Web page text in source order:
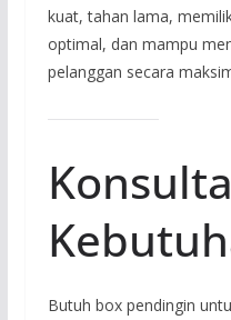
kuat, tahan lama,
optimal, dan mampu
pelanggan secara
Butuh box pendingin